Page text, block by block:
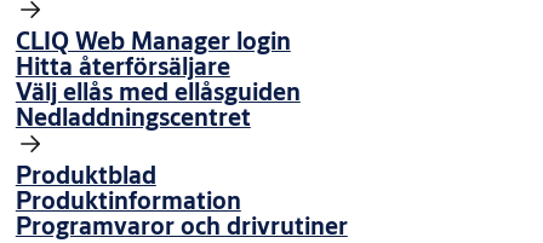
CLIQ Web Manager login
Hitta återförsäljare
Välj ellås med ellåsguiden
Nedladdningscentret
Produktblad
Produktinformation
Programvaror och drivrutiner